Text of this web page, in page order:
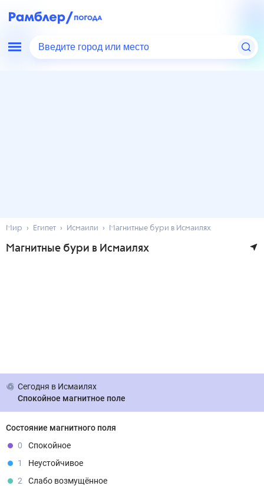
Введите город или место
Мир Египет Исмаили Магнитные бури в Исмаилях
Магнитные бури в Исмаилях
Сегодня в Исмаилях
Спокойное магнитное поле
Состояние магнитного поля
0
Спокойное
1
Неустойчивое
2
Слабо возмущённое